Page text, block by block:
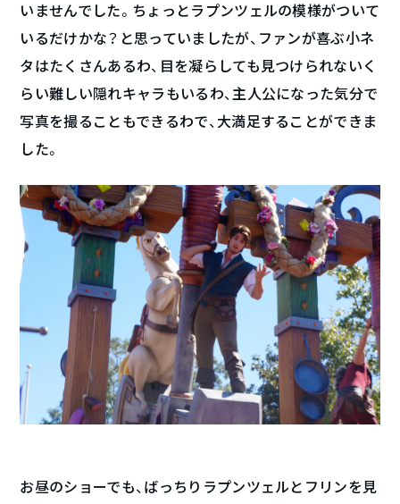
いませんでした。ちょっとラプンツェルの模様がついて
いるだけかな？と思っていましたが、ファンが喜ぶ小ネ
タはたくさんあるわ、目を凝らしても見つけられないく
らい難しい隠れキャラもいるわ、主人公になった気分で
写真を撮ることもできるわで、大満足することができま
した。
お昼のショーでも、ばっちりラプンツェルとフリンを見